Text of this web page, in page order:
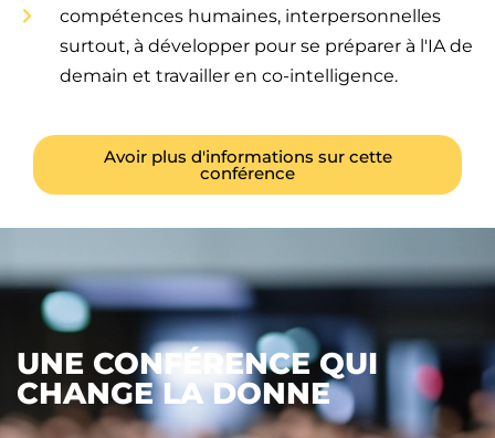
compétences humaines, interpersonnelles
surtout, à développer pour se préparer à l'IA de
demain et travailler en co-intelligence.
Avoir plus d'informations sur cette
conférence
UNE CONFÉRENCE QUI
CHANGE LA DONNE​